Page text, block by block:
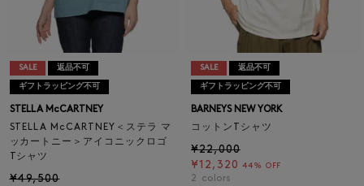
SALE 返品不可
ギフトラッピング不可
STELLA McCARTNEY
STELLA McCARTNEY＜ステラ マ
ッカートニー＞アイコニックロゴ
Tシャツ
¥49,500
SALE 返品不可
ギフトラッピング不可
BARNEYS NEW YORK
コットンTシャツ
¥22,000
¥12,320 44% OFF
2 colors